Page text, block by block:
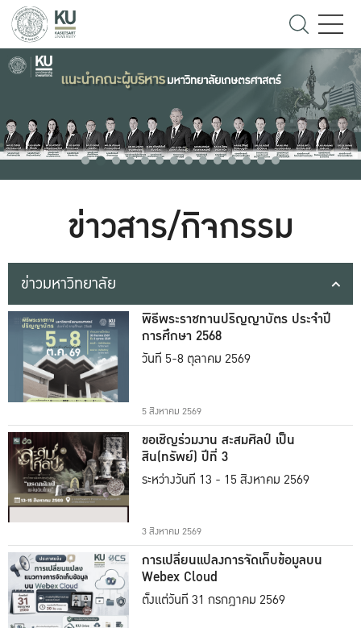
ข่าวสาร/กิจกรรม
ข่าวมหาวิทยาลัย
พิธีพระราชทานปริญญาบัตร ประจำปี
การศึกษา 2568
วันที่ 5-8 ตุลาคม 2569
5 สิงหาคม 2569
ขอเชิญร่วมงาน สะสมศิลป์ เป็น
สิน(ทรัพย์) ปีที่ 3
ระหว่างวันที่ 13 - 15 สิงหาคม 2569
3 สิงหาคม 2569
การเปลี่ยนแปลงการจัดเก็บข้อมูลบน
Webex Cloud
ตั้งแต่วันที่ 31 กรกฎาคม 2569